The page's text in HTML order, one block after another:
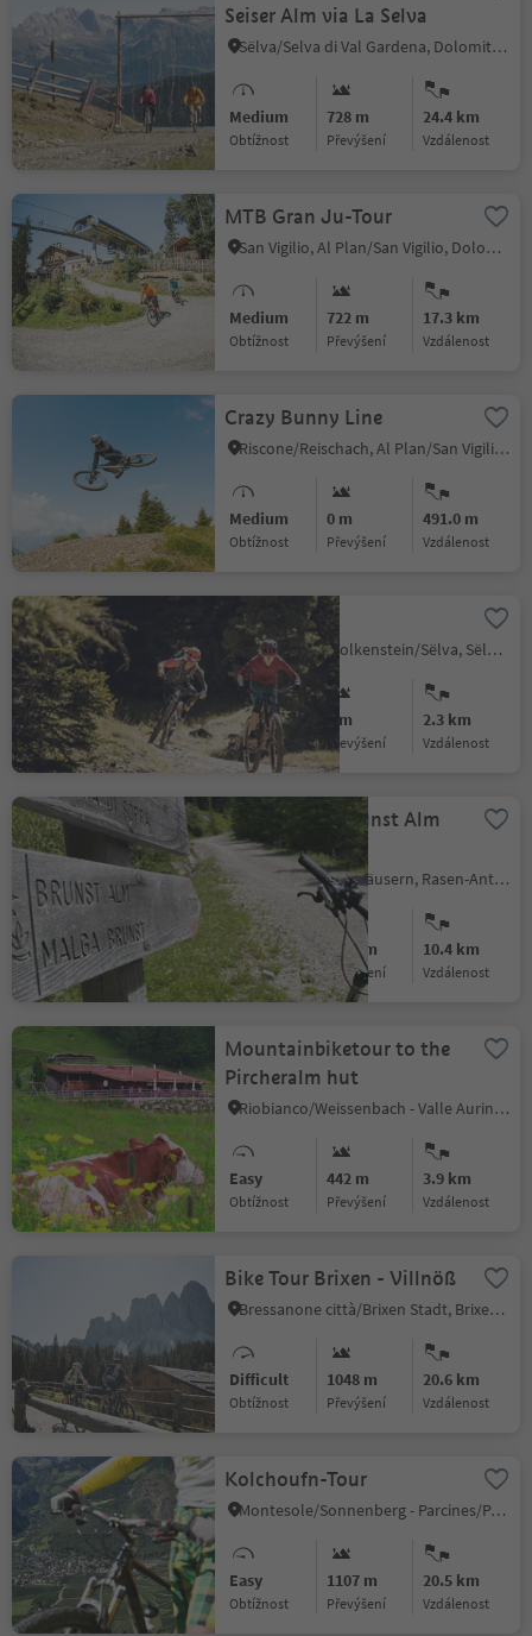
Seiser Alm via La Selva
Sëlva/Selva di Val Gardena, Dolomites Region Val Gardena
Medium
Obtížnost
728 m
Převýšení
24.4 km
vzdálenost
MTB Gran Ju-Tour
San Vigilio, Al Plan/San Vigilio, Dolomites Region Kronplatz/Plan de Corones
Medium
Obtížnost
722 m
Převýšení
17.3 km
vzdálenost
Crazy Bunny Line
Riscone/Reischach, Al Plan/San Vigilio, Dolomites Region Kronplatz/Plan de Corones
Medium
Obtížnost
0 m
Převýšení
491.0 m
vzdálenost
Jump Line
Selva/Sëlva/Wolkenstein/Sëlva, Sëlva/Selva di Val Gardena, Dolomites Region Val Gardena
Medium
Obtížnost
0 m
Převýšení
2.3 km
vzdálenost
Bike Tour to Brunst Alm
hut
Nove Case/Neunhäusern, Rasen-Antholz/Rasun Anterselva, Dolomites Region Kronplatz/Plan de Corones
Difficult
Obtížnost
1048 m
Převýšení
10.4 km
vzdálenost
Mountainbiketour to the
Pircheralm hut
Riobianco/Weissenbach - Valle Aurina/Ahrntal, Ahrntal/Valle Aurina, Ahrntal/Valle Aurina
Easy
Obtížnost
442 m
Převýšení
3.9 km
vzdálenost
Bike Tour Brixen - Villnöß
Bressanone città/Brixen Stadt, Brixen/Bressanone, Brixen/Bressanone and environs
Difficult
Obtížnost
1048 m
Převýšení
20.6 km
vzdálenost
Kolchoufn-Tour
Montesole/Sonnenberg - Parcines/Partschins, Partschins/Parcines, Meran/Merano and environs
Easy
Obtížnost
1107 m
Převýšení
20.5 km
vzdálenost